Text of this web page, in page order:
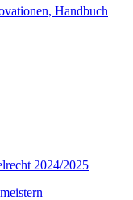
Handbuch
2024/2025